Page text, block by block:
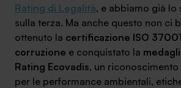
Rating di Legalità, e abbiamo già lo
sulla terza. Ma anche questo non ci
ottenuto la certificazione ISO
corruzione e conquistato la
Rating Ecovadis, un
per le performance ambientali,